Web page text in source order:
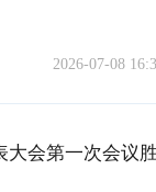
2026-07-08
会第一次会议